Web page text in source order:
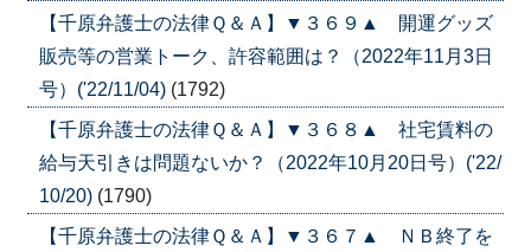
【千原弁護士の法律Ｑ＆Ａ】▼３６９▲ 開運グッズ
販売等の営業トーク、許容範囲は？（2022年11月3日
号）('22/11/04) (1792)
【千原弁護士の法律Ｑ＆Ａ】▼３６８▲ 社宅賃料の
給与天引きは問題ないか？（2022年10月20日号）('22/
10/20) (1790)
【千原弁護士の法律Ｑ＆Ａ】▼３６７▲ ＮＢ終了を